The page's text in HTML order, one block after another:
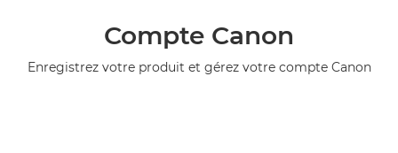
Compte Canon
Enregistrez votre produit et gérez votre compte Canon